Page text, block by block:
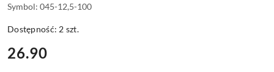
Symbol: 045-12,5-100
Dostępność: 2 szt.
cena:
26.90